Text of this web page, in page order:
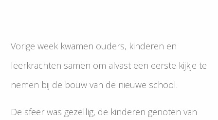
Vorige week kwamen ouders, kinderen en
leerkrachten samen om alvast een eerste kijkje te
nemen bij de bouw van de nieuwe school.
De sfeer was gezellig, de kinderen genoten van